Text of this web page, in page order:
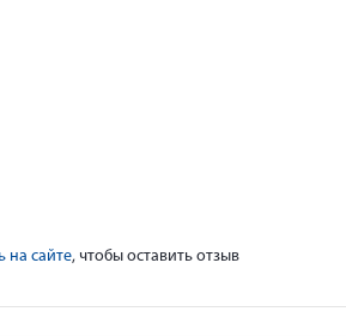
на сайте, чтобы оставить отзыв